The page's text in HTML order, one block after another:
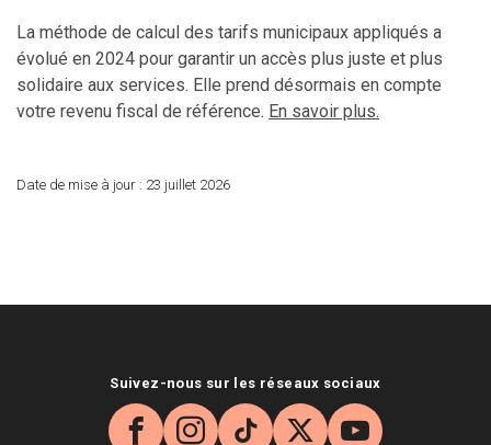
La méthode de calcul des tarifs municipaux appliqués a
évolué en 2024 pour garantir un accès plus juste et plus
solidaire aux services. Elle prend désormais en compte
votre revenu fiscal de référence. En savoir plus.
Date de mise à jour : 23 juillet 2026
Suivez-nous sur les réseaux sociaux